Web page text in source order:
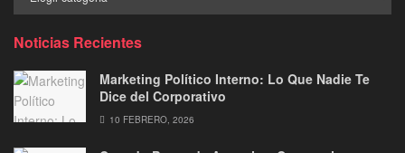
por
Noticias Recientes
Marketing Político Interno: Lo Que Nadie Te
Dice del Corporativo
10 FEBRERO, 2026